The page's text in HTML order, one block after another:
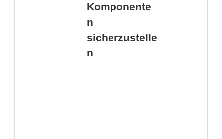
Komponente
n
sicherzustelle
n